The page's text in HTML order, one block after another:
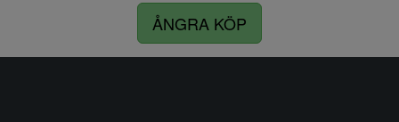
ÅNGRA KÖP